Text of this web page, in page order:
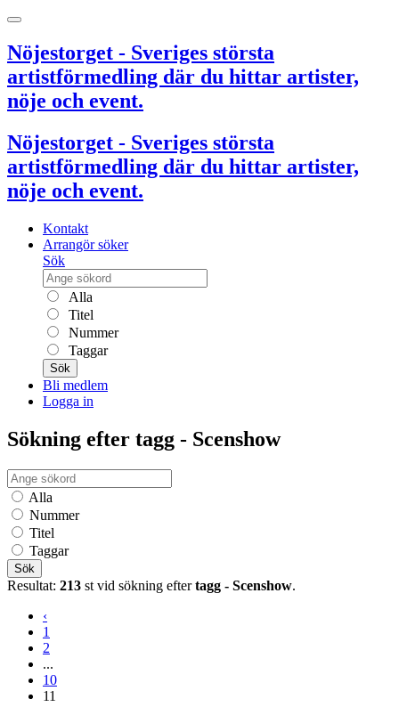
Nöjestorget - Sveriges största
artistförmedling där du hittar artister,
nöje och event.
Nöjestorget - Sveriges största
artistförmedling där du hittar artister,
nöje och event.
Kontakt
Arrangör söker
Sök
Alla
Titel
Nummer
Taggar
Sök
Bli medlem
Logga in
Sökning efter tagg - Scenshow
Alla
Nummer
Titel
Taggar
Sök
Resultat: 213 st vid sökning eftertagg - Scenshow.
‹
1
2
...
10
11